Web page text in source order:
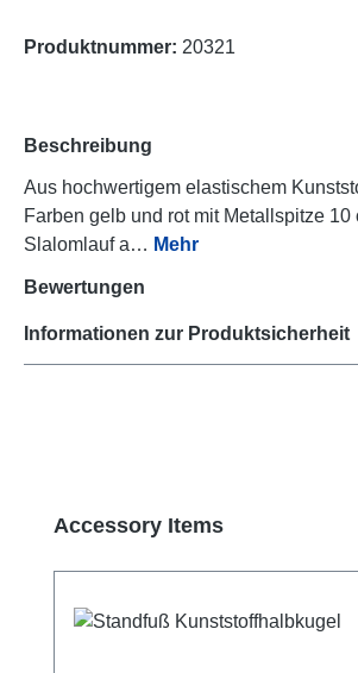
Produktnummer: 20321
Beschreibung
Aus hochwertigem elastischem
Farben gelb und rot mit Metallspitze 10
Slalomlauf a… Mehr
Bewertungen
Informationen zur Produktsicherheit
Produktgalerie überspringen
Accessory Items